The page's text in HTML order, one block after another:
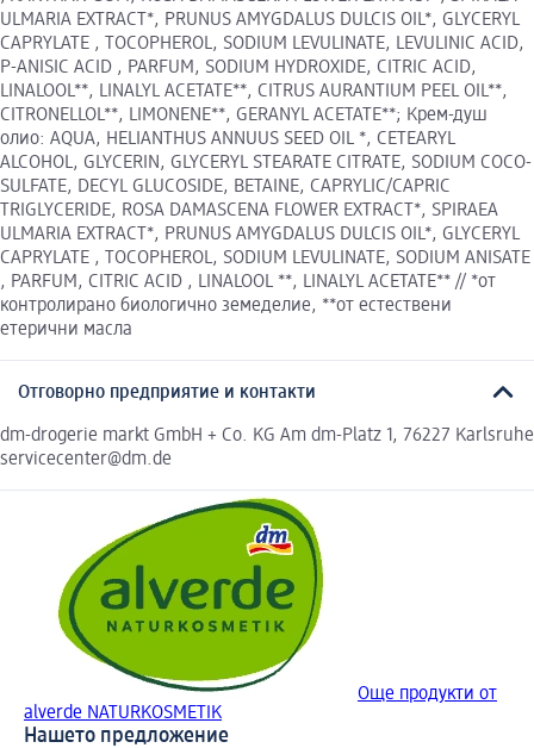
ULMARIA EXTRACT*, PRUNUS AMYGDALUS DULCIS OIL*, GLYCERYL
CAPRYLATE , TOCOPHEROL, SODIUM LEVULINATE, LEVULINIC ACID,
P-ANISIC ACID , PARFUM, SODIUM HYDROXIDE, CITRIC ACID,
LINALOOL**, LINALYL ACETATE**, CITRUS AURANTIUM PEEL OIL**,
CITRONELLOL**, LIMONENE**, GERANYL ACETATE**; Крем-душ
олио: AQUA, HELIANTHUS ANNUUS SEED OIL *, CETEARYL
ALCOHOL, GLYCERIN, GLYCERYL STEARATE CITRATE, SODIUM COCO-
SULFATE, DECYL GLUCOSIDE, BETAINE, CAPRYLIC/CAPRIC
TRIGLYCERIDE, ROSA DAMASCENA FLOWER EXTRACT*, SPIRAEA
ULMARIA EXTRACT*, PRUNUS AMYGDALUS DULCIS OIL*, GLYCERYL
CAPRYLATE , TOCOPHEROL, SODIUM LEVULINATE, SODIUM ANISATE
, PARFUM, CITRIC ACID , LINALOOL **, LINALYL ACETATE** // *от
контролирано биологично земеделие, **от естествени
етерични масла
Отговорно предприятие и контакти
dm-drogerie markt GmbH + Co. KG Am dm-Platz 1, 76227 Karlsruhe
servicecenter@dm.de
Още продукти от
alverde NATURKOSMETIK
Нашето предложение